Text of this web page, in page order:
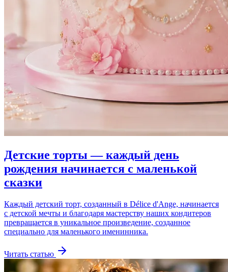
Детские торты — каждый день
рождения начинается с маленькой
сказки
Каждый детский торт, созданный в Délice d'Ange, начинается
с детской мечты и благодаря мастерству наших кондитеров
превращается в уникальное произведение, созданное
специально для маленького именинника.
Читать статью